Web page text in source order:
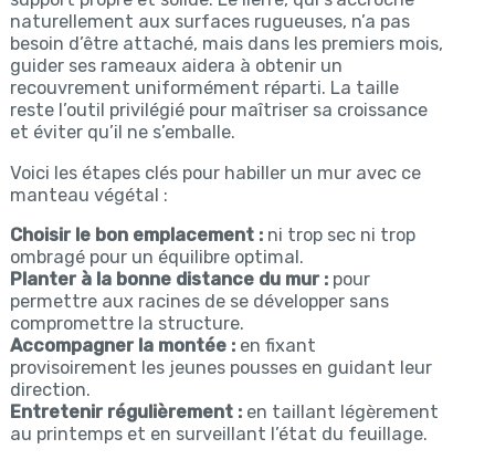
naturellement aux surfaces rugueuses, n’a pas
besoin d’être attaché, mais dans les premiers mois,
guider ses rameaux aidera à obtenir un
recouvrement uniformément réparti. La taille
reste l’outil privilégié pour maîtriser sa croissance
et éviter qu’il ne s’emballe.
Voici les étapes clés pour habiller un mur avec ce
manteau végétal :
Choisir le bon emplacement :ni trop sec ni trop
ombragé pour un équilibre optimal.
Planter à la bonne distance du mur :pour
permettre aux racines de se développer sans
compromettre la structure.
Accompagner la montée :en fixant
provisoirement les jeunes pousses en guidant leur
direction.
Entretenir régulièrement :en taillant légèrement
au printemps et en surveillant l’état du feuillage.